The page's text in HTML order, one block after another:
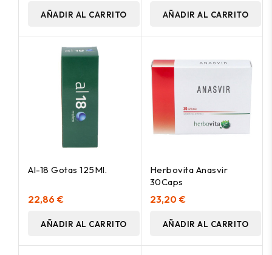
AÑADIR AL CARRITO AÑADIR AL CARRITO
Al-18 Gotas 125Ml.
22,86 €
AÑADIR AL CARRITO
Herbovita Anasvir
30Caps
23,20 €
AÑADIR AL CARRITO